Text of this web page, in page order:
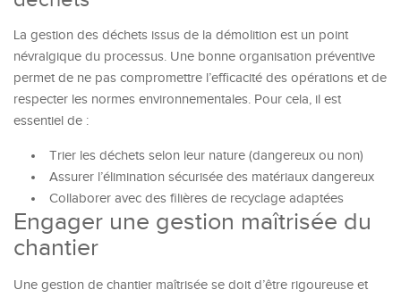
La gestion des déchets issus de la démolition est un point
névralgique du processus. Une bonne organisation préventive
permet de ne pas compromettre l’efficacité des opérations et de
respecter les normes environnementales. Pour cela, il est
essentiel de :
Trier les déchets selon leur nature (dangereux ou non)
Assurer l’élimination sécurisée des matériaux dangereux
Collaborer avec des filières de recyclage adaptées
Engager une gestion maîtrisée du
chantier
Une gestion de chantier maîtrisée se doit d’être rigoureuse et